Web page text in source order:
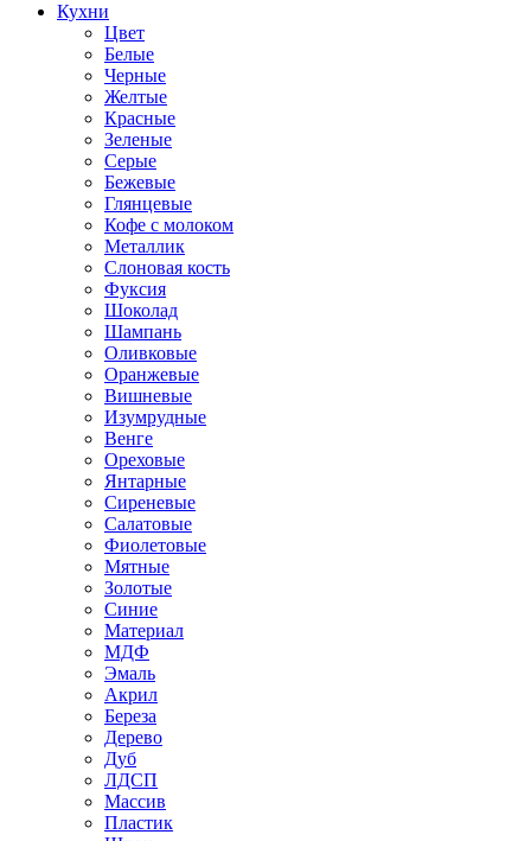
Кухни
Цвет
Белые
Черные
Желтые
Красные
Зеленые
Серые
Бежевые
Глянцевые
Кофе с молоком
Металлик
Слоновая кость
Фуксия
Шоколад
Шампань
Оливковые
Оранжевые
Вишневые
Изумрудные
Венге
Ореховые
Янтарные
Сиреневые
Салатовые
Фиолетовые
Мятные
Золотые
Синие
Материал
МДФ
Эмаль
Акрил
Береза
Дерево
Дуб
ЛДСП
Массив
Пластик